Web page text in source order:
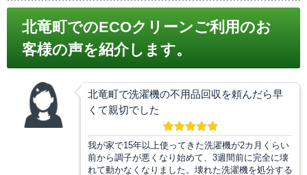
北竜町でのECOクリーンご利用のお
客様の声を紹介します。
北竜町で洗濯機の不用品回収を頼んだら早
くて親切でした
我が家で15年以上使ってきた洗濯機が2カ月くらい
前から調子が悪くなり始めて、3週間前に完全に壊
れて動かなくなりました。壊れた洗濯機を処分する